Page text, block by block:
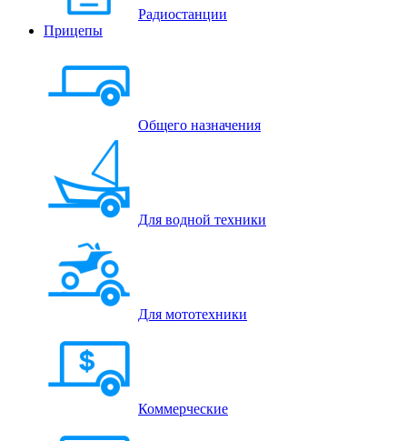
Радиостанции
Прицепы
Общего назначения
Для водной техники
Для мототехники
Коммерческие